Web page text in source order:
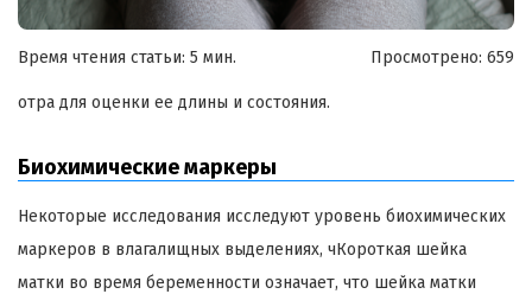
Время чтения статьи: 5 мин. Просмотрено: 659
отра для оценки ее длины и состояния.
Биохимические маркеры
Некоторые исследования исследуют уровень биохимических
маркеров в влагалищных выделениях, чКороткая шейка
матки во время беременности означает, что шейка матки